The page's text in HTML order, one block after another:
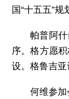
国“十五五”
帕普阿
序。格方愿
设。格鲁吉
何维参加